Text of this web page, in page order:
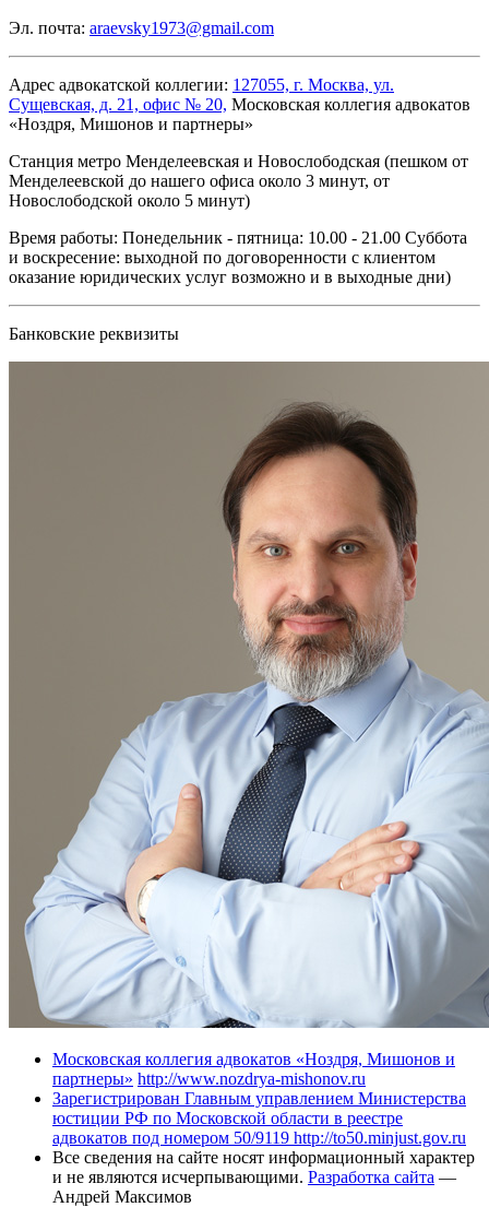
Эл. почта: araevsky1973@gmail.com
Адрес адвокатской коллегии: 127055, г. Москва, ул.
Сущевская, д. 21, офис № 20, Московская коллегия адвокатов
«Ноздря, Мишонов и партнеры»
Станция метро Менделеевская и Новослободская (пешком от
Менделеевской до нашего офиса около 3 минут, от
Новослободской около 5 минут)
Время работы: Понедельник - пятница: 10.00 - 21.00 Суббота
и воскресение: выходной по договоренности с клиентом
оказание юридических услуг возможно и в выходные дни)
Банковские реквизиты
Московская коллегия адвокатов «Ноздря, Мишонов и
партнеры» http://www.nozdrya-mishonov.ru
Зарегистрирован Главным управлением Министерства
юстиции РФ по Московской области в реестре
адвокатов под номером 50/9119 http://to50.minjust.gov.ru
Все сведения на сайте носят информационный характер
и не являются исчерпывающими. Разработка сайта —
Андрей Максимов